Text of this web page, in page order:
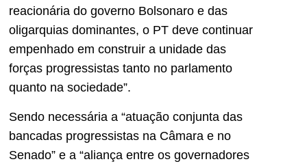
reacionária do governo Bolsonaro e das
oligarquias dominantes, o PT deve continuar
empenhado em construir a unidade das
forças progressistas tanto no parlamento
quanto na sociedade”.
Sendo necessária a “atuação conjunta das
bancadas progressistas na Câmara e no
Senado” e a “aliança entre os governadores